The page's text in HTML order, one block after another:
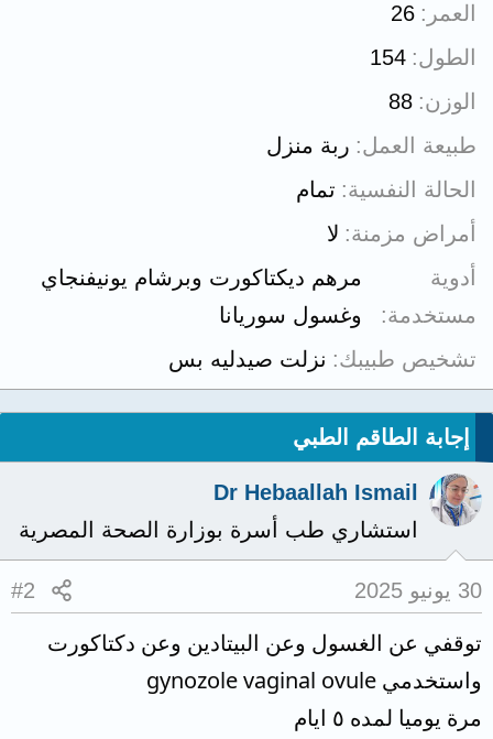
العمر
26
الطول 154
الوزن 88
طبيعة العمل ربة منزل
الحالة النفسية تمام
أمراض مزمنة لا
أدوية
مستخدمة
مرهم ديكتاكورت وبرشام يونيفنجاي
وغسول سوريانا
تشخيص طبيبك
نزلت صيدليه بس
إجابة الطاقم الطبي
Dr Hebaallah Ismail
استشاري طب أسرة بوزارة الصحة المصرية
30 يونيو 2025 #2
توقفي عن الغسول وعن البيتادين وعن دكتاكورت
واستخدمي gynozole vaginal ovule
مرة يوميا لمده ٥ ايام